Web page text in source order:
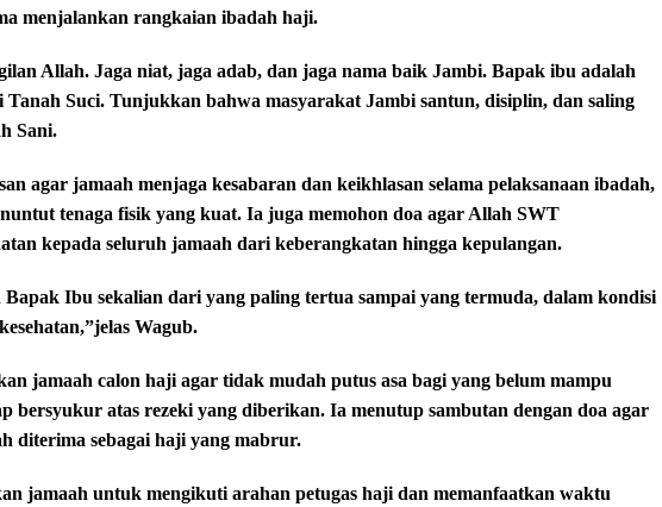
menjalankan rangkaian ibadah haji.
Allah. Jaga niat, jaga adab, dan jaga nama baik Jambi. Bapak ibu adalah
Suci. Tunjukkan bahwa masyarakat Jambi santun, disiplin, dan saling
Sani.
agar jamaah menjaga kesabaran dan keikhlasan selama pelaksanaan ibadah,
tenaga fisik yang kuat. Ia juga memohon doa agar Allah SWT
kepada seluruh jamaah dari keberangkatan hingga kepulangan.
Ibu sekalian dari yang paling tertua sampai yang termuda, dalam kondisi
Wagub.
jamaah calon haji agar tidak mudah putus asa bagi yang belum mampu
bersyukur atas rezeki yang diberikan. Ia menutup sambutan dengan doa agar
diterima sebagai haji yang mabrur.
jamaah untuk mengikuti arahan petugas haji dan memanfaatkan waktu